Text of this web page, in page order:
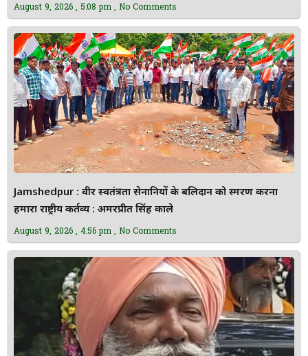
August 9, 2026 5:08 pm No Comments
Jamshedpur : वीर स्वतंत्रता सेनानियों के बलिदान को स्मरण करना
हमारा राष्ट्रीय कर्तव्य : अमरप्रीत सिंह काले
August 9, 2026 4:56 pm No Comments